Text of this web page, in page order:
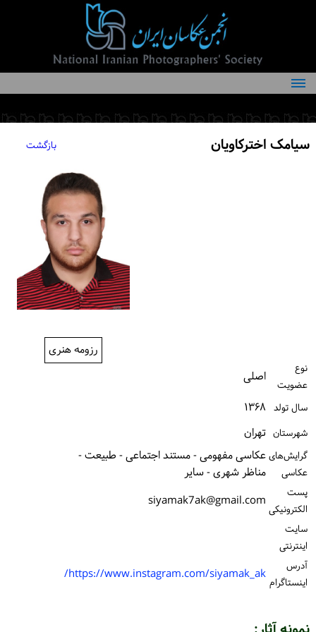
درباره انجمن
کمیته‌های انجمن
اعضاء انجمنسیامک اخترکاویان بازگشت
رزومه هنری
نوع
عضویت
اصلی
سال تولد ۱۳۶۸
شهرستان تهران
گرایش‌های
عکاسی
عکاسی مفهومی - مستند اجتماعی - طبیعت -
مناظر شهری - سایر
پست
الكترونیكی siyamak7ak@gmail.com
سایت
اینترنتی
آدرس
اینستاگرام https://www.instagram.com/siyamak_ak/